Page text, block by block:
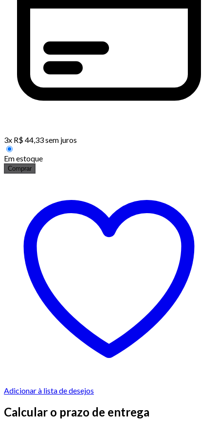
3x R$44,33sem juros
Em estoque
Comprar
Adicionar à lista de desejos
Calcular o prazo de entrega